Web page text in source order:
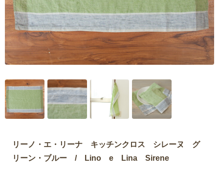
リーノ・エ・リーナ キッチンクロス シレーヌ グ
リーン・ブルー / Lino e Lina Sirene